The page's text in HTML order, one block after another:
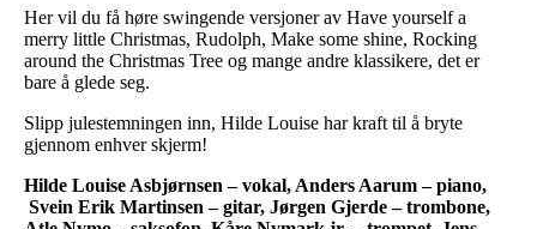
Her vil du få høre swingende versjoner av Have yourself a
merry little Christmas, Rudolph, Make some shine, Rocking
around the Christmas Tree og mange andre klassikere, det er
bare å glede seg.
Slipp julestemningen inn, Hilde Louise har kraft til å bryte
gjennom enhver skjerm!
Hilde Louise Asbjørnsen – vokal, Anders Aarum – piano,
Svein Erik Martinsen – gitar, Jørgen Gjerde – trombone,